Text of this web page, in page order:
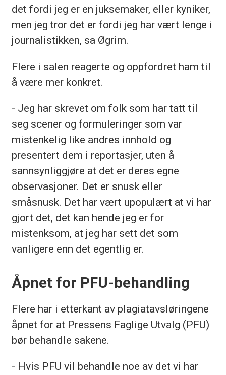
det fordi jeg er en juksemaker, eller kyniker,
men jeg tror det er fordi jeg har vært lenge i
journalistikken, sa Øgrim.
Flere i salen reagerte og oppfordret ham til
å være mer konkret.
- Jeg har skrevet om folk som har tatt til
seg scener og formuleringer som var
mistenkelig like andres innhold og
presentert dem i reportasjer, uten å
sannsynliggjøre at det er deres egne
observasjoner. Det er snusk eller
småsnusk. Det har vært upopulært at vi har
gjort det, det kan hende jeg er for
mistenksom, at jeg har sett det som
vanligere enn det egentlig er.
Åpnet for PFU-behandling
Flere har i etterkant av plagiatavsløringene
åpnet for at Pressens Faglige Utvalg (PFU)
bør behandle sakene.
- Hvis PFU vil behandle noe av det vi har